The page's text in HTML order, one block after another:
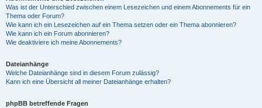
Was ist der Unterschied zwischen einem Lesezeichen und einem Abonnements für ein
Thema oder Forum?
Wie kann ich ein Lesezeichen auf ein Thema setzen oder ein Thema abonnieren?
Wie kann ich ein Forum abonnieren?
Wie deaktiviere ich meine Abonnements?
Dateianhänge
Welche Dateianhänge sind in diesem Forum zulässig?
Kann ich eine Übersicht all meiner Dateianhänge erhalten?
phpBB betreffende Fragen